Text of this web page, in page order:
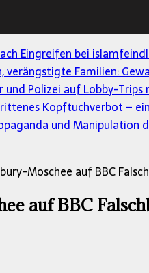
Eingreifen bei
verängstigte Familien:
und Polizei auf Lobby-Trips
Kopftuchverbot –
und Manipulation
Moschee auf BBC
auf BBC